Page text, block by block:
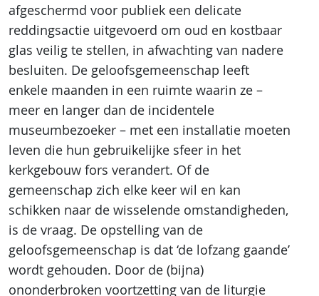
afgeschermd voor publiek een delicate
reddingsactie uitgevoerd om oud en kostbaar
glas veilig te stellen, in afwachting van nadere
besluiten. De geloofsgemeenschap leeft
enkele maanden in een ruimte waarin ze –
meer en langer dan de incidentele
museumbezoeker – met een installatie moeten
leven die hun gebruikelijke sfeer in het
kerkgebouw fors verandert. Of de
gemeenschap zich elke keer wil en kan
schikken naar de wisselende omstandigheden,
is de vraag. De opstelling van de
geloofsgemeenschap is dat ‘de lofzang gaande’
wordt gehouden. Door de (bijna)
ononderbroken voortzetting van de liturgie